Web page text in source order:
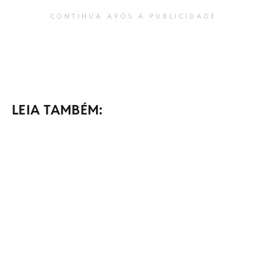
CONTINUA APÓS A PUBLICIDADE
LEIA TAMBÉM: